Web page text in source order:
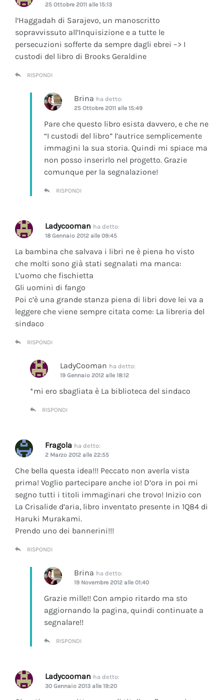
25 Ottobre 2011 alle 15:13
l’Haggadah di Sarajevo, un manoscritto
sopravvissuto all’Inquisizione e a tutte le
persecuzioni sofferte da sempre dagli ebrei –> I
custodi del libro di Brooks Geraldine
RISPONDI
Brina ha detto:
25 Ottobre 2011 alle 15:49
Pare che questo libro esista davvero, e che ne
“I custodi del libro” l’autrice semplicemente
immagini la sua storia. Quindi mi spiace ma
non posso inserirlo nel progetto. Grazie
comunque per la segnalazione!
RISPONDI
Ladycooman ha detto:
18 Gennaio 2012 alle 09:45
La bambina che salvava i libri ne è piena ho visto
che molti sono già stati segnalati ma manca:
L’uomo che fischietta
Gli uomini di fango
Poi c’è una grande stanza piena di libri dove lei va a
leggere che viene sempre citata come: La libreria del
sindaco
RISPONDI
LadyCooman ha detto:
19 Gennaio 2012 alle 18:12
*mi ero sbagliata è La biblioteca del sindaco
RISPONDI
Fragola ha detto:
2 Marzo 2012 alle 22:55
Che bella questa idea!!! Peccato non averla vista
prima! Voglio partecipare anche io! D’ora in poi mi
segno tutti i titoli immaginari che trovo! Inizio con
La Crisalide d’aria, libro inventato presente in 1Q84 di
Haruki Murakami.
Prendo uno dei bannerini!!!
RISPONDI
Brina ha detto:
19 Novembre 2012 alle 01:40
Grazie mille!! Con ampio ritardo ma sto
aggiornando la pagina, quindi continuate a
segnalare!!
RISPONDI
Ladycooman ha detto:
30 Gennaio 2013 alle 19:20